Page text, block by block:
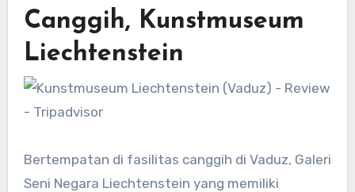
Canggih, Kunstmuseum
Liechtenstein
Bertempatan di fasilitas canggih di Vaduz, Galeri
Seni Negara Liechtenstein yang memiliki